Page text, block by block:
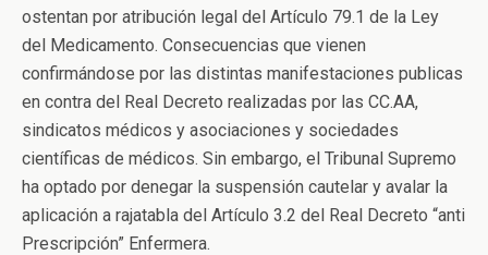
ostentan por atribución legal del Artículo 79.1 de la Ley
del Medicamento. Consecuencias que vienen
confirmándose por las distintas manifestaciones publicas
en contra del Real Decreto realizadas por las CC.AA,
sindicatos médicos y asociaciones y sociedades
científicas de médicos. Sin embargo, el Tribunal Supremo
ha optado por denegar la suspensión cautelar y avalar la
aplicación a rajatabla del Artículo 3.2 del Real Decreto “anti
Prescripción” Enfermera.